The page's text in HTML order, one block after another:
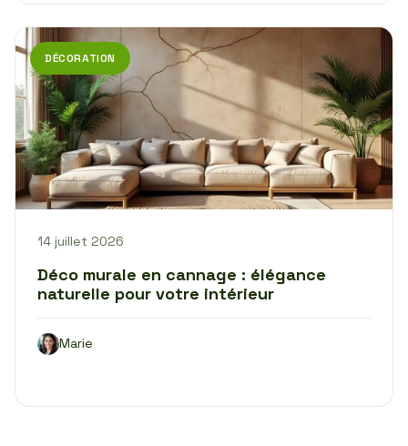
DÉCORATION
14 juillet 2026
Déco murale en cannage : élégance
naturelle pour votre intérieur
Marie